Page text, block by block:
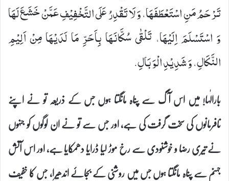
تَرْحَمُ مَنِ اسْتَعْطَفَهَا، وَ لَا تَقْدِرُ عَلَى التَّخْفِیْفِ عَمَّنْ خَشَعَ لَهَا
وَ اسْتَسْلَمَ اِلَیْهَا، تَلْقٰى سُكَّانَهَا بِاَحَرِّ مَا لَدَیْهَا مِنْ اَلِیْمِ
النَّكَالِ، وَ شَدِیْدِ الْوَبَالِ‏.
بارالٰہا! میں اس آگ سے پناہ مانگتا ہوں جس کے ذریعہ تو نے اپنے
نافرمانوں کی سخت گرفت کی ہے، اور جس سے تو نے ان لوگوں کو جنہوں
نے تیری رضا و خوشنودی سے رخ موڑ لیا ڈرایا دھمکایا ہے، اور اس آتش
جہنم سے پناہ مانگتا ہوں جس میں روشنی کے بجائے اندھیرا، جس کا خفیف